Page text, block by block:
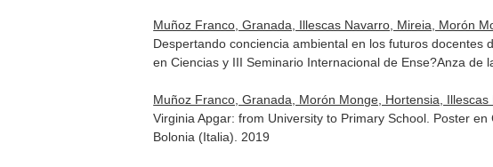
Muñoz Franco, Granada, Illescas Navarro, Mireia, Morón
Despertando conciencia ambiental en los futuros docentes
en Ciencias y III Seminario Internacional de Ense?Anza de
Muñoz Franco, Granada, Morón Monge, Hortensia, Illescas
Virginia Apgar: from University to Primary School. Poster en
Bolonia (Italia). 2019